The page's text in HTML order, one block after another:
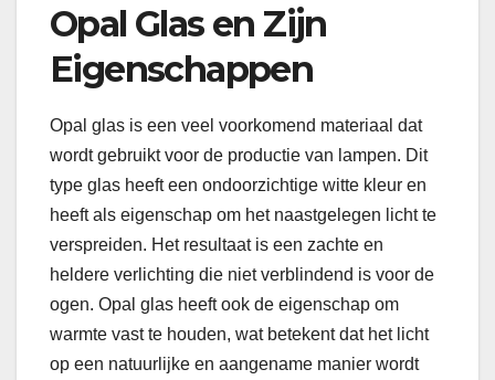
Opal Glas en Zijn
Eigenschappen
Opal glas is een veel voorkomend materiaal dat
wordt gebruikt voor de productie van lampen. Dit
type glas heeft een ondoorzichtige witte kleur en
heeft als eigenschap om het naastgelegen licht te
verspreiden. Het resultaat is een zachte en
heldere verlichting die niet verblindend is voor de
ogen. Opal glas heeft ook de eigenschap om
warmte vast te houden, wat betekent dat het licht
op een natuurlijke en aangename manier wordt